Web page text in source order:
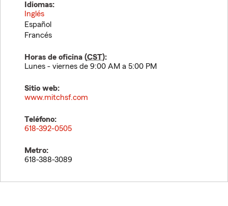
Idiomas:
Inglés
Español
Francés
Horas de oficina (CST):
Lunes - viernes de 9:00 AM a 5:00 PM
Sitio web:
www.mitchsf.com
Teléfono:
618-392-0505
Metro:
618-388-3089